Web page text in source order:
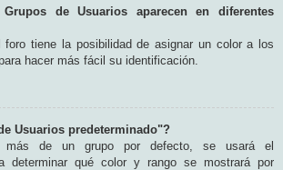
de Usuarios aparecen en diferentes
foro tiene la posibilidad de asignar un color a los
hacer más fácil su identificación.
Usuarios predeterminado"?
de un grupo por defecto, se usará el
determinar qué color y rango se mostrará por